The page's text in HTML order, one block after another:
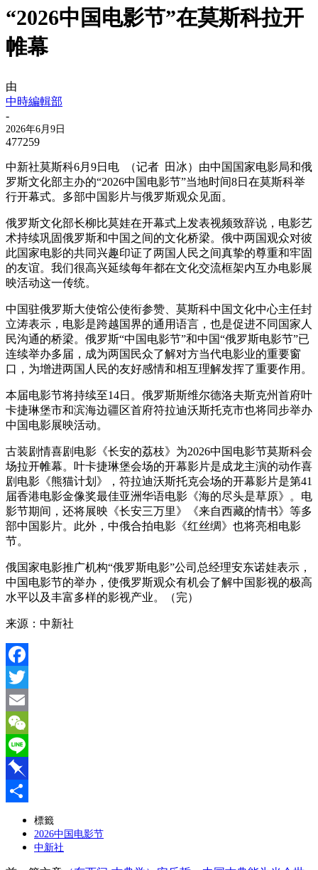
“2026中国电影节”在莫斯科拉开
帷幕
由
中時編輯部
-
2026年6月9日
477259
中新社莫斯科6月9日电 （记者 田冰）由中国国家电影局和俄
罗斯文化部主办的“2026中国电影节”当地时间8日在莫斯科举
行开幕式。多部中国影片与俄罗斯观众见面。
俄罗斯文化部长柳比莫娃在开幕式上发表视频致辞说，电影艺
术持续巩固俄罗斯和中国之间的文化桥梁。俄中两国观众对彼
此国家电影的共同兴趣印证了两国人民之间真挚的尊重和牢固
的友谊。我们很高兴延续每年都在文化交流框架内互办电影展
映活动这一传统。
中国驻俄罗斯大使馆公使衔参赞、莫斯科中国文化中心主任封
立涛表示，电影是跨越国界的通用语言，也是促进不同国家人
民沟通的桥梁。俄罗斯“中国电影节”和中国“俄罗斯电影节”已
连续举办多届，成为两国民众了解对方当代电影业的重要窗
口，为增进两国人民的友好感情和相互理解发挥了重要作用。
本届电影节将持续至14日。俄罗斯斯维尔德洛夫斯克州首府叶
卡捷琳堡市和滨海边疆区首府符拉迪沃斯托克市也将同步举办
中国电影展映活动。
古装剧情喜剧电影《长安的荔枝》为2026中国电影节莫斯科会
场拉开帷幕。叶卡捷琳堡会场的开幕影片是成龙主演的动作喜
剧电影《熊猫计划》，符拉迪沃斯托克会场的开幕影片是第41
届香港电影金像奖最佳亚洲华语电影《海的尽头是草原》。电
影节期间，还将展映《长安三万里》《来自西藏的情书》等多
部中国影片。此外，中俄合拍电影《红丝绸》也将亮相电影
节。
俄国家电影推广机构“俄罗斯电影”公司总经理安东诺娃表示，
中国电影节的举办，使俄罗斯观众有机会了解中国影视的极高
水平以及丰富多样的影视产业。（完）
来源：中新社
Facebook
Twitter
Email
WeChat
Line
Pinboard
標籤
2026中国电影节
中新社